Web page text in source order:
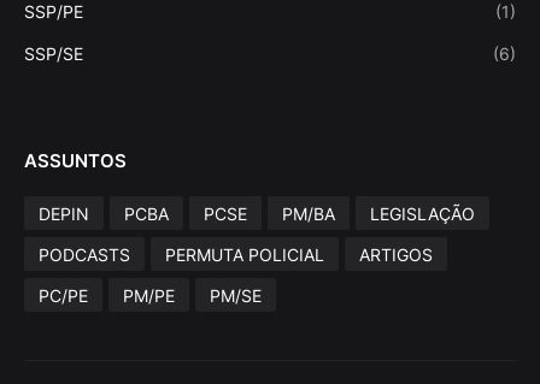
SSP/PE (1)
SSP/SE (6)
ASSUNTOS
DEPIN PCBA PCSE PM/BA
LEGISLAÇÃO
PODCASTS
PERMUTA POLICIAL
ARTIGOS
PC/PE
PM/PE PM/SE